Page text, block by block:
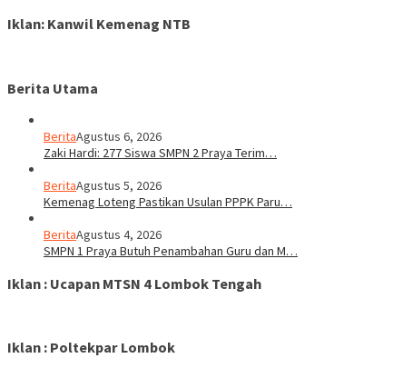
Iklan: Kanwil Kemenag NTB
Berita Utama
BeritaAgustus 6, 2026
Zaki Hardi: 277 Siswa SMPN 2 Praya Terim…
BeritaAgustus 5, 2026
Kemenag Loteng Pastikan Usulan PPPK Paru…
BeritaAgustus 4, 2026
SMPN 1 Praya Butuh Penambahan Guru dan M…
Iklan : Ucapan MTSN 4 Lombok Tengah
Iklan : Poltekpar Lombok